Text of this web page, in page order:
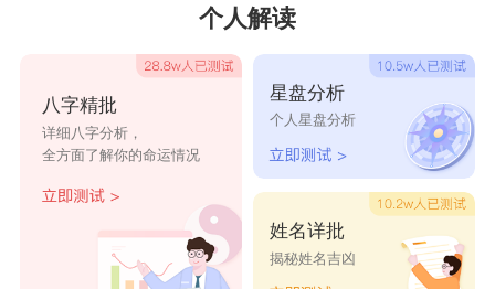
5 你觉得我漂亮还是你妹妹漂亮?
狮子男：
1 别人的男朋友又买新车了，来公司接她。
2 别人的男朋友又升职了，你看看你!
3 别人的男朋友给她买了限量版的香水，你呢?
4 为什么情人节才给我520?(并且发了朋友圈)
5 你为什么在家里要这么邋遢。(并且告诉狮子
个人解读
八字精批
详细八字分析，
全方面了解你的命运情况
星盘分析
个人星盘分析
姓名详批
揭秘姓名吉凶